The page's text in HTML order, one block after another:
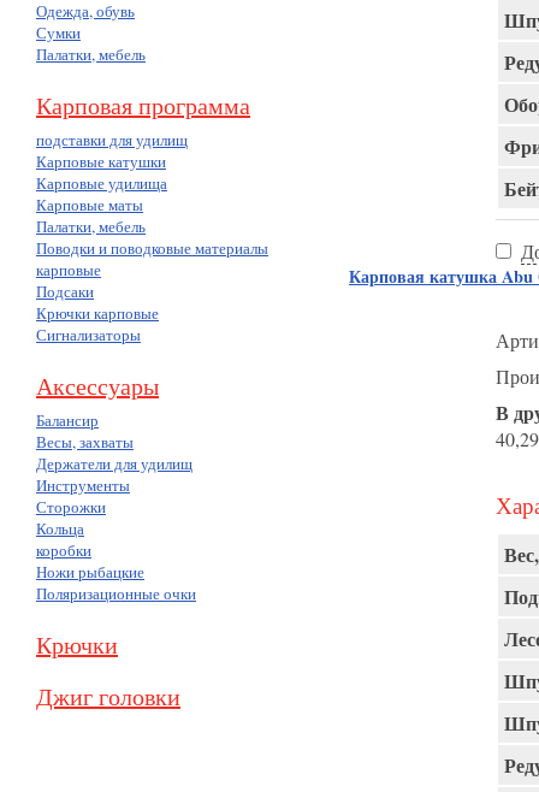
Одежда, обувь
Сумки
Палатки, мебель
Карповая программа
подставки для удилищ
Карповые катушки
Карповые удилища
Карповые маты
Палатки, мебель
Поводки и поводковые материалы
карповые
Подсаки
Крючки карповые
Сигнализаторы
Аксессуары
Балансир
Весы, захваты
Держатели для удилищ
Инструменты
Сторожки
Кольца
коробки
Ножи рыбацкие
Поляризационные очки
Крючки
Джиг головки
Карповая катушка
В